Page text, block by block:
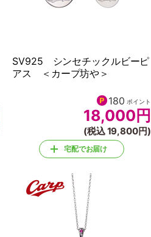
SV925 シンセチックルビーピ
アス ＜カープ坊や＞
180 ポイント
18,000 円
(税込 19,800円)
宅配でお届け